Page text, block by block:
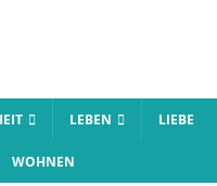
LEBEN LIEBE
WOHNEN